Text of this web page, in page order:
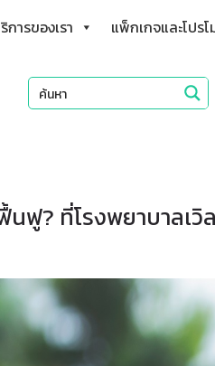
การของเรา แพ็กเกจและโปร
นฟู? ที่โรงพยาบาลเ